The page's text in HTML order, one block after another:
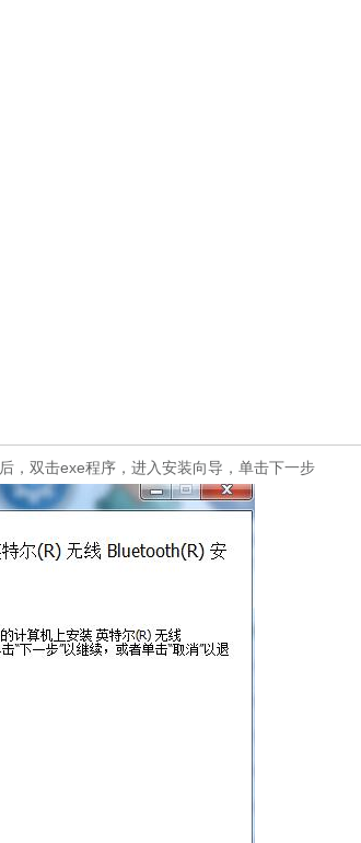
后，双击exe程序，进入安装向导，单击下一步